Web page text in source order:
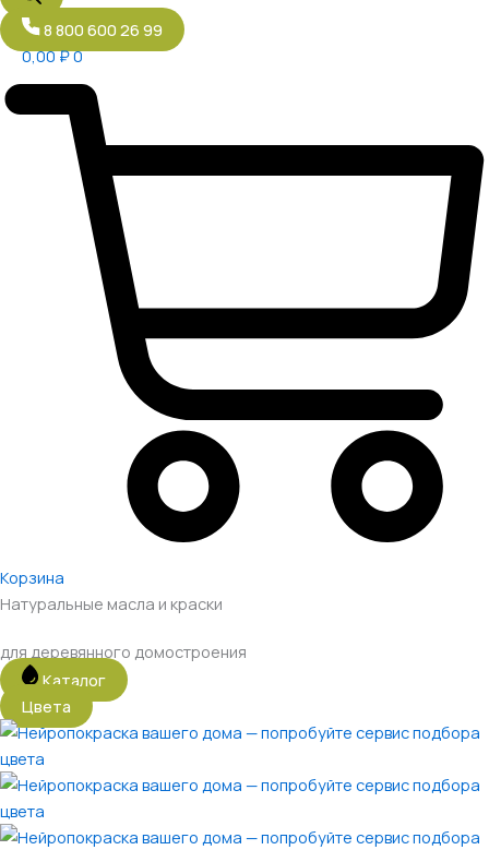
8 800 600 26 99
0,00₽0
Корзина
Натуральные масла и краски​
для деревянного домостроения​
Каталог
Цвета